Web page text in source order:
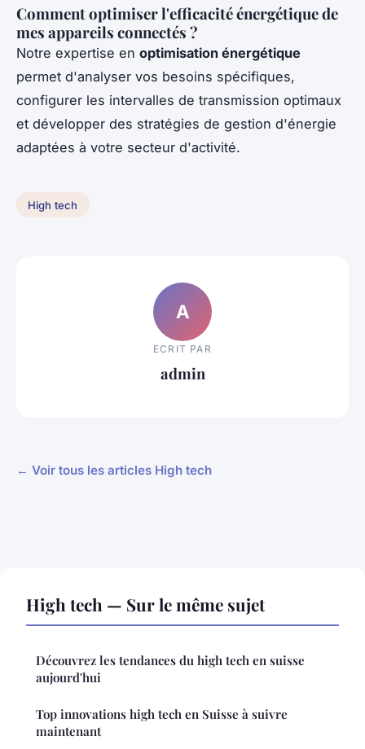
Comment optimiser l'efficacité énergétique de
mes appareils connectés ?
Notre expertise en optimisation énergétique
permet d'analyser vos besoins spécifiques,
configurer les intervalles de transmission optimaux
et développer des stratégies de gestion d'énergie
adaptées à votre secteur d'activité.
High tech
A
ECRIT PAR
admin
← Voir tous les articles High tech
High tech — Sur le même sujet
Découvrez les tendances du high tech en suisse
aujourd'hui
Top innovations high tech en Suisse à suivre
maintenant